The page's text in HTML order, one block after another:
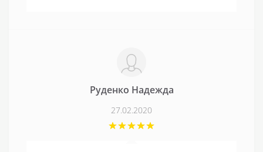
Руденко Надежда
27.02.2020